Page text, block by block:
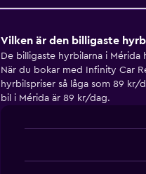
Vilken är den billigaste
De billigaste hyrbilarna i
När du bokar med Infinity Car
hyrbilspriser så låga som 89
bil i Mérida är 89 kr/dag.